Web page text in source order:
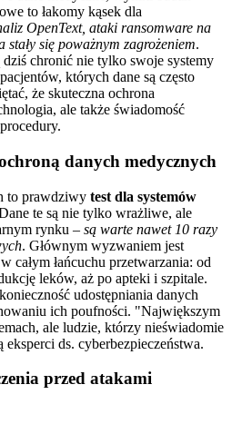
to łakomy kąsek dla
OpenText, ataki ransomware na
się poważnym zagrożeniem.
chronić nie tylko swoje systemy
których dane są często
że skuteczna ochrona
ale także świadomość
danych medycznych
to prawdziwy test dla systemów
te są nie tylko wrażliwe, ale
rynku – są warte nawet 10 razy
. Głównym wyzwaniem jest
całym łańcuchu przetwarzania: od
leków, aż po apteki i szpitale.
udostępniania danych
ich poufności.
Największym
ale ludzie, którzy nieświadomie
eksperci ds. cyberbezpieczeństwa.
przed atakami